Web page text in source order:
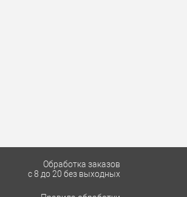
Обработка заказов
с 8 до 20 без выходных